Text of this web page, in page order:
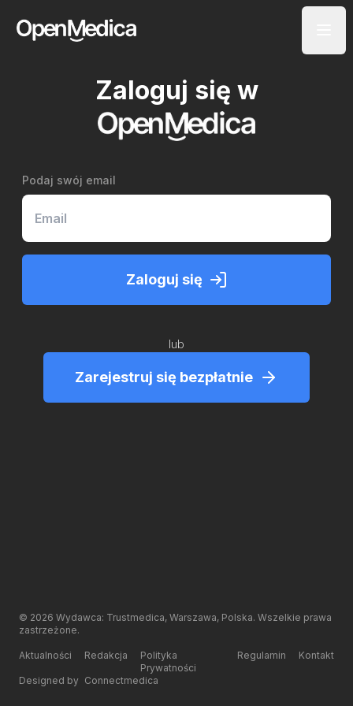
Zaloguj się w
Podaj swój email
Zaloguj się
lub
Zarejestruj się bezpłatnie
© 2026 Wydawca: Trustmedica, Warszawa, Polska. Wszelkie prawa
zastrzeżone.
Aktualności Redakcja
Polityka
Prywatności
Regulamin Kontakt
Designed by Connectmedica